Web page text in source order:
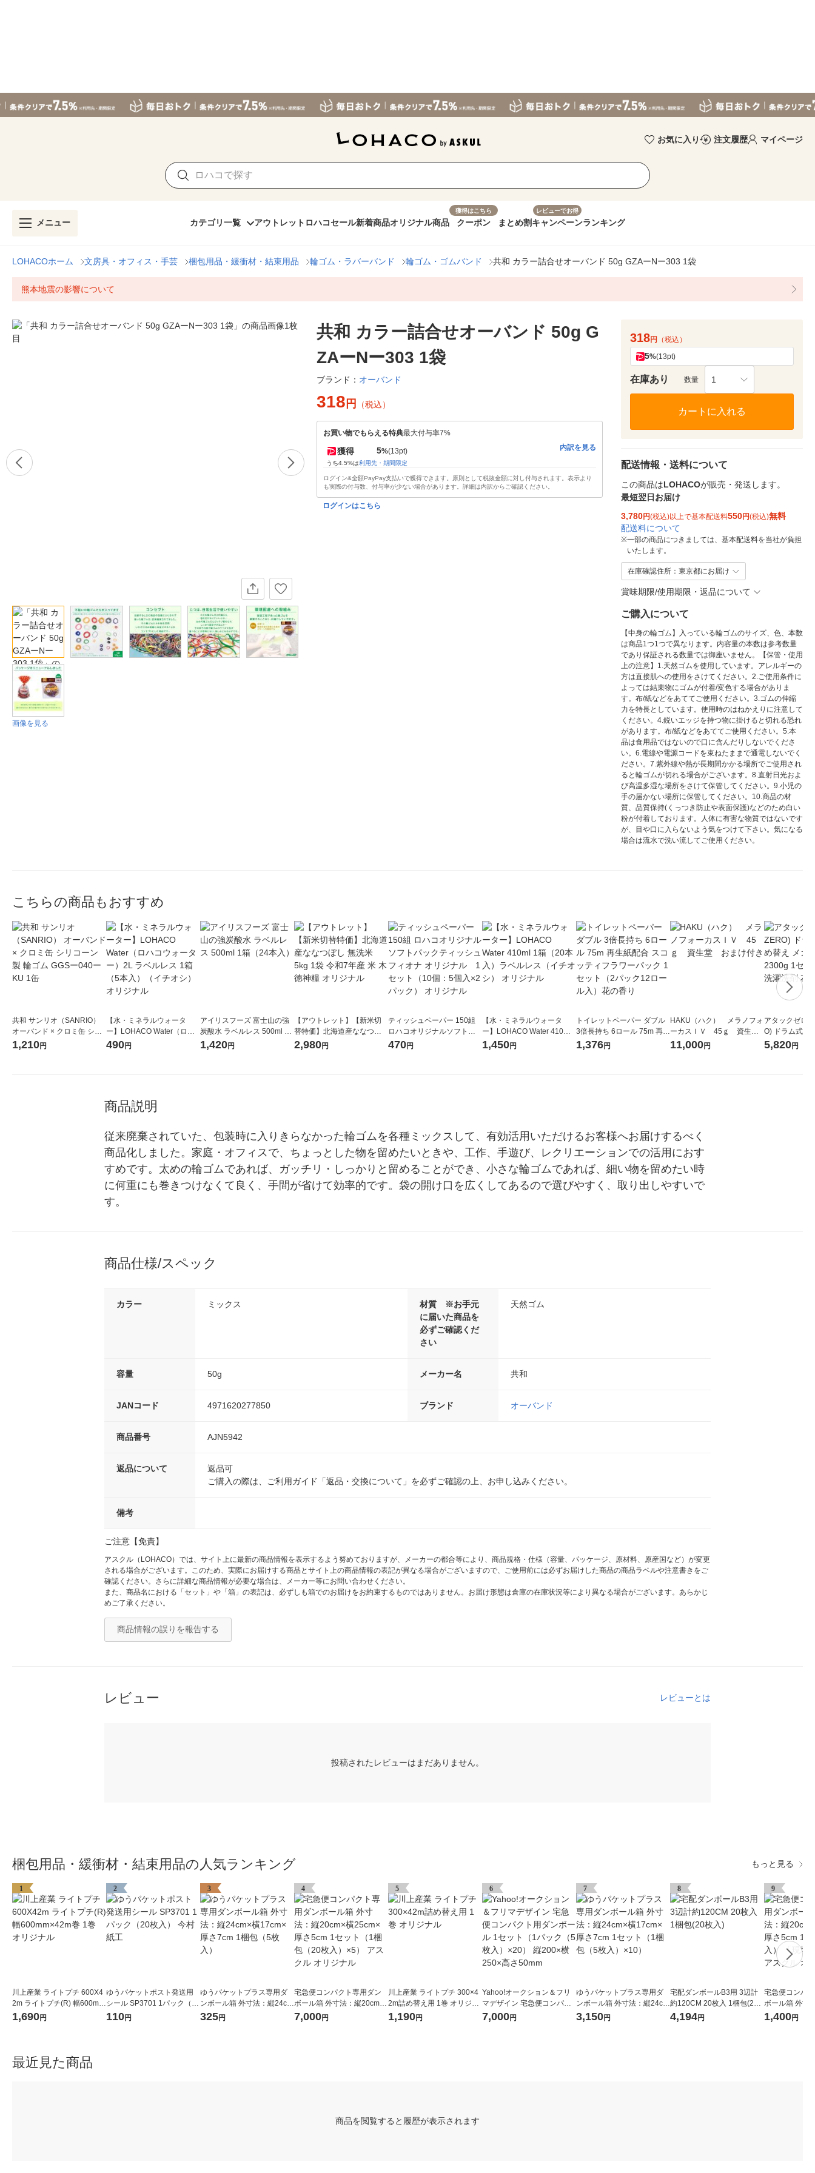
お気に入り 注文履歴 マイページ
メニュー カテゴリ一覧 アウトレット ロハコセール新着商品オリジナル商品
獲得はこちら
クーポン まとめ割
レビューでお得
キャンペーンランキング
LOHACOホーム 文房具・オフィス・手芸 梱包用品・緩衝材・結束用品 輪ゴム・ラバーバンド 輪ゴム・ゴムバンド 共和 カラー詰合せオーバンド 50g GZAーNー303 1袋
熊本地震の影響について
画像を見る
共和 カラー詰合せオーバンド 50g G
ZAーNー303 1袋
ブランド： オーバンド
318 円 （税込）
お買い物でもらえる特典最大付与率7%
獲得 5%(13pt)
うち4.5%は利用先・期間限定
内訳を見る
ログイン&全額PayPay支払いで獲得できます。原則として税抜金額に対し付与されます。表示より
も実際の付与数、付与率が少ない場合があります。詳細は内訳からご確認ください。
ログインはこちら
318円 （税込）
5%(13pt)
在庫あり 数量 1
カートに入れる
配送情報・送料について
この商品はLOHACOが販売・発送します。
最短翌日お届け
3,780円(税込)以上で基本配送料550円(税込)無料
配送料について
※一部の商品につきましては、基本配送料を当社が負担
いたします。
在庫確認住所：東京都にお届け
賞味期限/使用期限・返品について
ご購入について
【中身の輪ゴム】入っている輪ゴムのサイズ、色、本数
は商品1つ1つで異なります。内容量の本数は参考数量
であり保証される数量では御座いません。【保管・使用
上の注意】1.天然ゴムを使用しています。アレルギーの
方は直接肌への使用をさけてください。2.ご使用条件に
よっては結束物にゴムが付着/変色する場合がありま
す。布/紙などをあててご使用ください。3.ゴムの伸縮
力を特長としています。使用時のはねかえりに注意して
ください。4.鋭いエッジを持つ物に掛けると切れる恐れ
があります。布/紙などをあててご使用ください。5.本
品は食用品ではないので口に含んだりしないでくださ
い。6.電線や電源コードを束ねたままで通電しないでく
ださい。7.紫外線や熱が長期間かかる場所でご使用され
ると輪ゴムが切れる場合がございます。8.直射日光およ
び高温多湿な場所をさけて保管してください。9.小児の
手の届かない場所に保管してください。10.商品の材
質、品質保持(くっつき防止や表面保護)などのため白い
粉が付着しております。人体に有害な物質ではないです
が、目や口に入らないよう気をつけて下さい。気になる
場合は流水で洗い流してご使用ください。
こちらの商品もおすすめ
共和 サンリオ（SANRIO）
オーバンド × クロミ缶 シリ
コーン製 輪ゴム GGSー040
1,210円
【水・ミネラルウォータ
ー】LOHACO Water（ロハ
コウォーター）2L ラベルレ
490円
アイリスフーズ 富士山の強
炭酸水 ラベルレス 500ml 1
箱（24本入）
1,420円
【アウトレット】【新米切
替特価】北海道産ななつぼ
し 無洗米 5kg 1袋 令和7年産
2,980円
ティッシュペーパー 150組
ロハコオリジナルソフトパ
ックティッシュ フィオナ オ
470円
【水・ミネラルウォータ
ー】LOHACO Water 410ml
1箱（20本入）ラベルレス
1,450円
トイレットペーパー ダブル
3倍長持ち 6ロール 75m 再生
紙配合 スコッティフラワー
1,376円
HAKU（ハク） メラノフォ
ーカスＩＶ 45ｇ 資生
堂 おまけ付き
11,000円
アタックゼロ
O) ドラム式専
ガジャンボ
5,820円
商品説明
従来廃棄されていた、包装時に入りきらなかった輪ゴムを各種ミックスして、有効活用いただけるお客様へお届けするべく
商品化しました。家庭・オフィスで、ちょっとした物を留めたいときや、工作、手遊び、レクリエーションでの活用におす
すめです。太めの輪ゴムであれば、ガッチリ・しっかりと留めることができ、小さな輪ゴムであれば、細い物を留めたい時
に何重にも巻きつけなくて良く、手間が省けて効率的です。袋の開け口を広くしてあるので選びやすく、取り出しやすいで
す。
商品仕様/スペック
カラー ミックス
材質 ※お手元
に届いた商品を
必ずご確認くだ
さい
天然ゴム
容量 50g メーカー名 共和
JANコード 4971620277850 ブランド オーバンド
商品番号 AJN5942
返品について
返品可
ご購入の際は、ご利用ガイド「返品・交換について」を必ずご確認の上、お申し込みください。
備考
ご注意【免責】
アスクル（LOHACO）では、サイト上に最新の商品情報を表示するよう努めておりますが、メーカーの都合等により、商品規格・仕様（容量、パッケージ、原材料、原産国など）が変更
される場合がございます。このため、実際にお届けする商品とサイト上の商品情報の表記が異なる場合がございますので、ご使用前には必ずお届けした商品の商品ラベルや注意書きをご
確認ください。さらに詳細な商品情報が必要な場合は、メーカー等にお問い合わせください。
また、商品名における「セット」や「箱」の表記は、必ずしも箱でのお届けをお約束するものではありません。お届け形態は倉庫の在庫状況等により異なる場合がございます。あらかじ
めご了承ください。
商品情報の誤りを報告する
レビュー レビューとは
投稿されたレビューはまだありません。
梱包用品・緩衝材・結束用品の人気ランキング もっと見る
1
川上産業 ライトプチ 600X4
2m ライトプチ(R) 幅600mm
×42m巻 1巻 オリジナル
1,690円
2
ゆうパケットポスト発送用
シール SP3701 1パック（20
枚入） 今村紙工
110円
3
ゆうパケットプラス専用ダ
ンボール箱 外寸法：縦24cm
×横17cm×厚さ7cm 1梱包
325円
4
宅急便コンパクト専用ダン
ボール箱 外寸法：縦20cm×
横25cm×厚さ5cm 1セット
7,000円
5
川上産業 ライトプチ 300×4
2m詰め替え用 1巻 オリジナ
ル
1,190円
6
Yahoo!オークション＆フリ
マデザイン 宅急便コンパク
ト用ダンボール 1セット（1
7,000円
7
ゆうパケットプラス専用ダ
ンボール箱 外寸法：縦24cm
×横17cm×厚さ7cm 1セット
3,150円
8
宅配ダンボールB3用 3辺計
約120CM 20枚入 1梱包(20
枚入)
4,194円
9
宅急便コンパ
ボール箱 外寸
横25cm×厚さ
1,400円
最近見た商品
商品を閲覧すると履歴が表示されます